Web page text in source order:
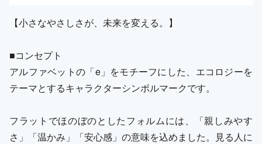
【小さなやさしさが、未来を変える。】
■コンセプト
アルファベットの「e」をモチーフにした、エコロジーを
テーマとするキャラクターシンボルマークです。
フラットでほのぼのとしたフォルムには、「親しみやす
さ」「温かみ」「安心感」の意味を込めました。見る人に